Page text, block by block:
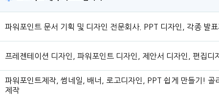
파워포인트 문서 기획 및 디자인 전문회사. PPT 디자인, 각종 발
프레젠테이션 디자인, 파워포인트 디자인, 제안서 디자인, 편집
파워포인트제작, 썸네일, 배너, 로고디자인, PPT 쉽게 만들기!
제작